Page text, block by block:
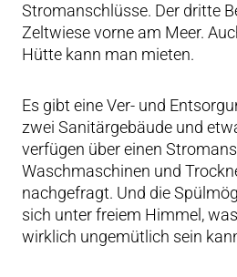
Stromanschlüsse. Der dritte
Zeltwiese vorne am Meer.
Hütte kann man mieten.
Es gibt eine Ver- und
zwei Sanitärgebäude und
verfügen über einen
Waschmaschinen und
nachgefragt. Und die
sich unter freiem Himmel,
wirklich ungemütlich sein